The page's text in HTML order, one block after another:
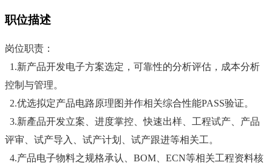
职位描述
岗位职责：
控制与管理。
评审、试产导入、试产计划、试产跟进等相关工。